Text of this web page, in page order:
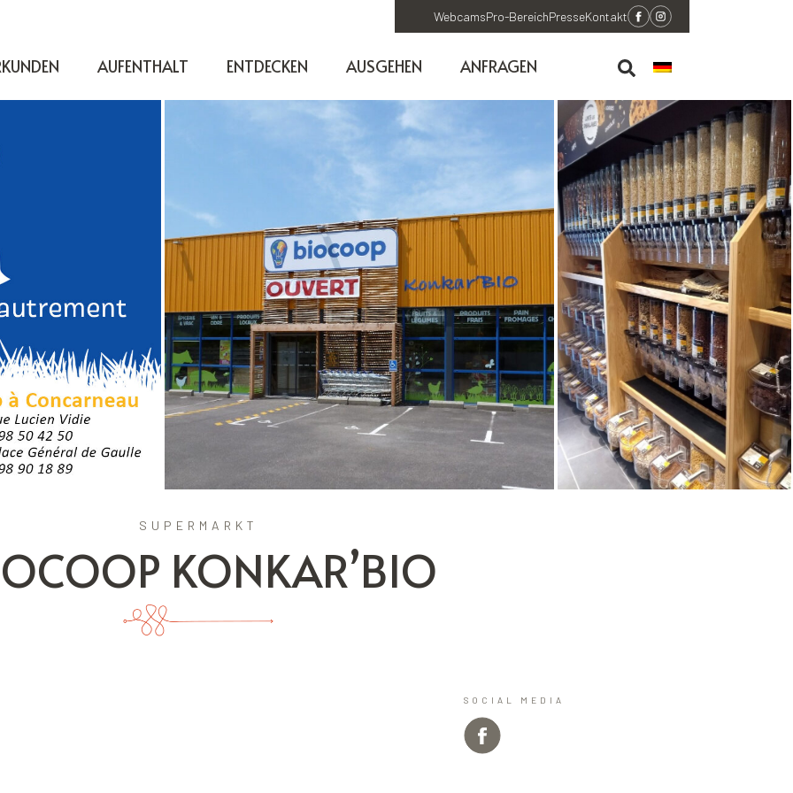
WebcamsPro-BereichPresseKontakt
AUFENTHALT ENTDECKEN AUSGEHEN ANFRAGEN
SUPERMARKT
KONKAR’BIO
SOCIAL MEDIA